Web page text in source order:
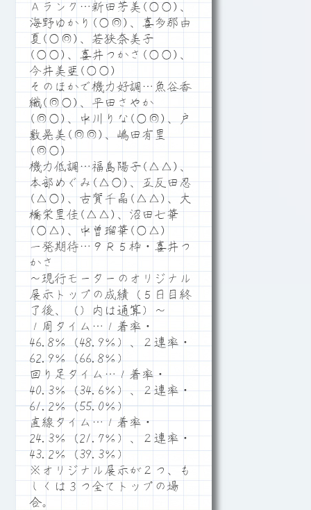
Ａランク…新田芳美(○○)、
海野ゆかり(○◎)、喜多那由
夏(○◎)、若狭奈美子
(○○)、喜井つかさ(○○)、
今井美亜(○○)
そのほかで機力好調…魚谷香
織(◎○)、平田さやか
(◎○)、中川りな(○◎)、戸
敷晃美(◎◎)、嶋田有里
(◎○)
機力低調…福島陽子(△△)、
本部めぐみ(△○)、五反田忍
(△○)、古賀千晶(△△)、大
橋栄里佳(△△)、沼田七華
(○△)、中曽瑠華(○△)
一発期待…９Ｒ５枠・喜井つ
かさ
～現行モーターのオリジナル
展示トップの成績（５日目終
了後、（）内は通算）～
１周タイム…１着率・
46.8％（48.9％）、２連率・
62.9％（66.8％）
回り足タイム…１着率・
40.3％（34.6％）、２連率・
61.2％（55.0％）
直線タイム…１着率・
24.3％（21.7％）、２連率・
43.2％（39.3％）
※オリジナル展示が２つ、も
しくは３つ全てトップの場
合。